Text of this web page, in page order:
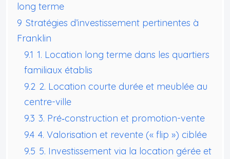
long terme
9 Stratégies d’investissement pertinentes à
Franklin
9.1 1. Location long terme dans les quartiers
familiaux établis
9.2 2. Location courte durée et meublée au
centre-ville
9.3 3. Pré‑construction et promotion-vente
9.4 4. Valorisation et revente (« flip ») ciblée
9.5 5. Investissement via la location gérée et